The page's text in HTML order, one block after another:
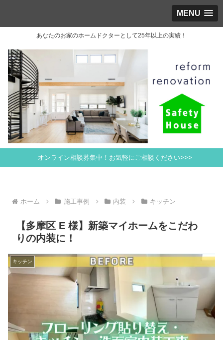
MENU
あなたのお家のホームドクターとして25年以上の実績！
オンライン相談募集中！お気軽にご相談ください>>>
ホーム 施工事例 内装 キッチン
【多摩区 E 様】新築マイホームをこだわ
りの内装に！
キッチン